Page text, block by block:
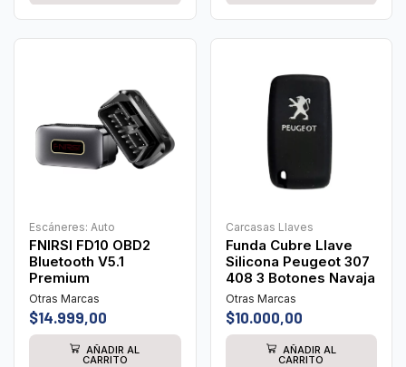
Escáneres: Auto
FNIRSI FD10 OBD2
Bluetooth V5.1
Premium
Otras Marcas
$14.999,00
AÑADIR AL
CARRITO
Carcasas Llaves
Funda Cubre Llave
Silicona Peugeot 307
408 3 Botones Navaja
Otras Marcas
$10.000,00
AÑADIR AL
CARRITO